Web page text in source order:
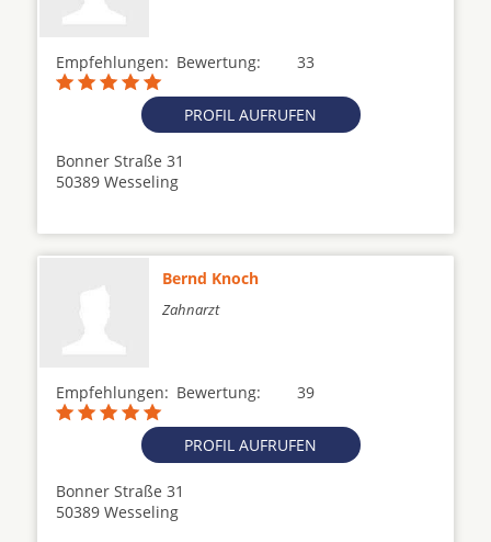
Empfehlungen: 33
Bewertung:
PROFIL AUFRUFEN
Bonner Straße 31
50389 Wesseling
Bernd Knoch
Zahnarzt
Empfehlungen: 39
Bewertung:
PROFIL AUFRUFEN
Bonner Straße 31
50389 Wesseling